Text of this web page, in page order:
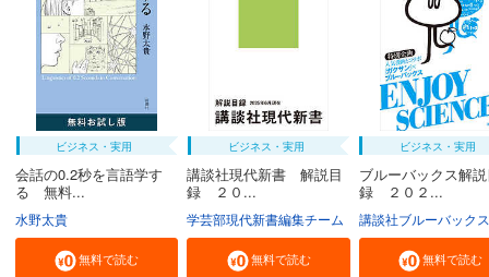
ビジネス・実用
会話の0.2秒を言語学す
る 無料...
水野太貴
無料で読む
ビジネス・実用
講談社現代新書 解説目
録 ２０...
学芸部現代新書編集チーム
無料で読む
ビジネス・実用
ブルーバックス解
録 ２０２...
講談社ブルーバックス
無料で読む